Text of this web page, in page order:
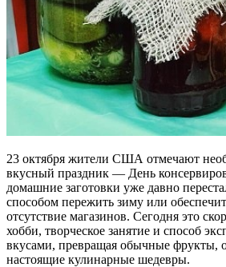
23 октября жители США отмечают
вкусный праздник — День
домашние заготовки уже давно
способом пережить зиму или
отсутствие магазинов. Сегодня это
хобби, творческое занятие и способ
вкусами, превращая обычные фрукты,
настоящие кулинарные шедевры.